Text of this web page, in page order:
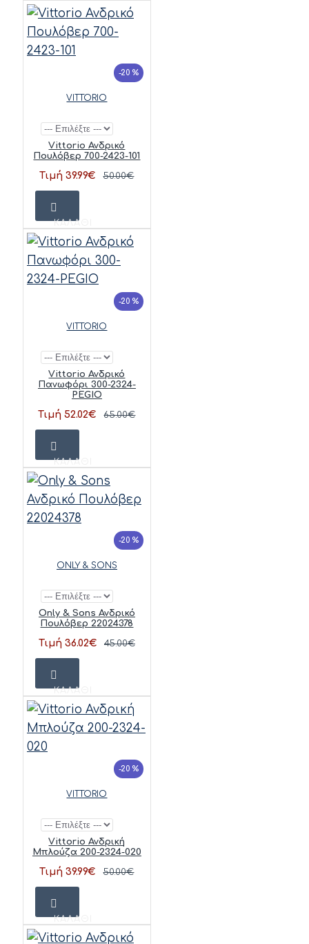
-20 %
VITTORIO
Vittorio Ανδρικό
Πουλόβερ 700-2423-101
Τιμή 39.99€ 50.00€
ΚΑΛΆΘΙ
-20 %
VITTORIO
Vittorio Ανδρικό
Πανωφόρι 300-2324-
PEGIO
Τιμή 52.02€ 65.00€
ΚΑΛΆΘΙ
-20 %
ONLY & SONS
Only & Sons Ανδρικό
Πουλόβερ 22024378
Τιμή 36.02€ 45.00€
ΚΑΛΆΘΙ
-20 %
VITTORIO
Vittorio Ανδρική
Μπλούζα 200-2324-020
Τιμή 39.99€ 50.00€
ΚΑΛΆΘΙ